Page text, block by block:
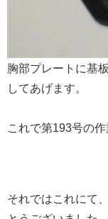
胸部プレートに基
してあげます。
これで第193号の作
それではこれにて